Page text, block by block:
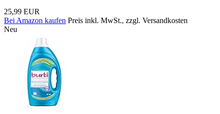
25,99 EUR
Bei Amazon kaufen Preis inkl. MwSt., zzgl. Versandkosten
Neu